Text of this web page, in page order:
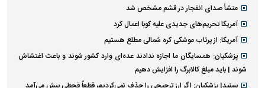
منشأ صدای انفجار در قشم مشخص شد
آمریکا تحریم‌های جدیدی علیه کوبا اعمال کرد
آمریکا: از پرتاب موشکی کره شمالی مطلع هستیم
پزشکیان: همسایگان ما اجازه ندادند عده‌ای وارد کشور شوند و باعث اغتشاش
شوند | باید مبلغ کالابرگ را افزایش دهیم
ببینید| پزشکیان: اگر ارز ترجیحی را حذف نمی‌کردیم، قطعاً قحطی پیش می‌آمد